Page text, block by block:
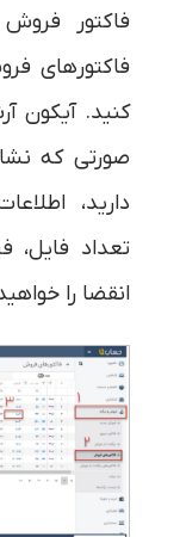
فاکتور
فاکتورهای
کنید. آیکون
صورتی که
دارید،
تعداد
انقضا را